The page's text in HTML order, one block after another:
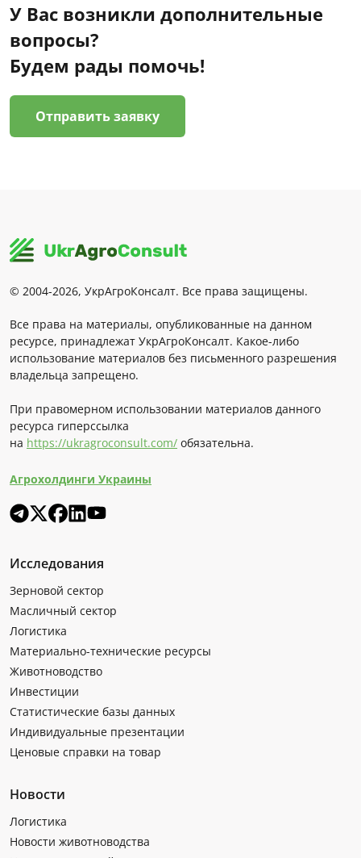
У Вас возникли дополнительные
вопросы?
Будем рады помочь!
Отправить заявку
© 2004-2026, УкрАгроКонсалт. Все права защищены.
Все права на материалы, опубликованные на данном
ресурсе, принадлежат УкрАгроКонсалт. Какое-либо
использование материалов без письменного разрешения
владельца запрещено.
При правомерном использовании материалов данного
ресурса гиперссылка
на https://ukragroconsult.com/ обязательна.
Агрохолдинги Украины
Исследования
Зерновой сектор
Масличный сектор
Логистика
Материально-технические ресурсы
Животноводство
Инвестиции
Статистические базы данных
Индивидуальные презентации
Ценовые справки на товар
Новости
Логистика
Новости животноводства